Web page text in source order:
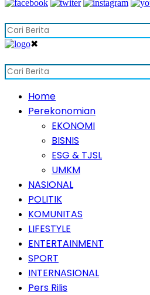
✖
Home
Perekonomian
EKONOMI
BISNIS
ESG & TJSL
UMKM
NASIONAL
POLITIK
KOMUNITAS
LIFESTYLE
ENTERTAINMENT
SPORT
INTERNASIONAL
Pers Rilis